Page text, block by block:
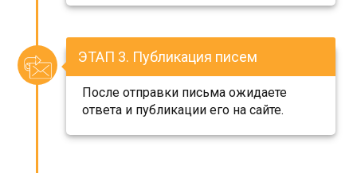
ЭТАП 3. Публикация писем
После отправки письма ожидаете
ответа и публикации его на сайте.